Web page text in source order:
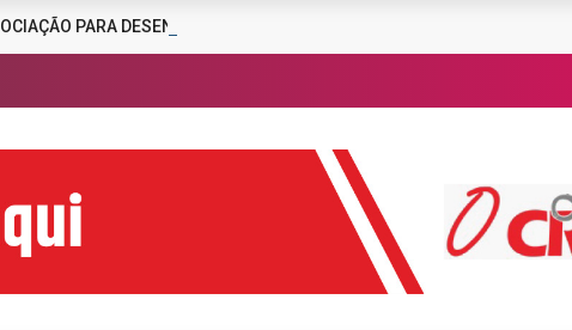
PARA DESENCORAJAR A CRIMINALIDADE